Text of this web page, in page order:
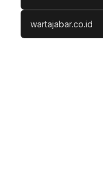
wartajabar.co.id